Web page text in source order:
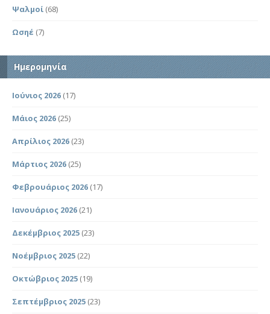
Ψαλμοί (68)
Ωσηέ (7)
Ημερομηνία
Ιούνιος 2026 (17)
Μάιος 2026 (25)
Απρίλιος 2026 (23)
Μάρτιος 2026 (25)
Φεβρουάριος 2026 (17)
Ιανουάριος 2026 (21)
Δεκέμβριος 2025 (23)
Νοέμβριος 2025 (22)
Οκτώβριος 2025 (19)
Σεπτέμβριος 2025 (23)